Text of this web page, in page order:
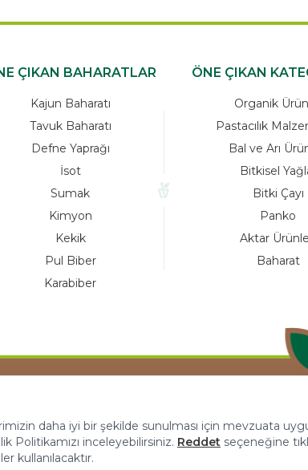
ÇIKAN BAHARATLAR
Kajun Baharatı
Tavuk Baharatı
Defne Yaprağı
İsot
Sumak
Kimyon
Kekik
Pul Biber
Karabiber
ÖNE ÇIKAN
Organik
Pastacılık
Bal ve Arı
Bitkisel
Bitki Çayı
Panko
Aktar
Baharat
ALL RIGHTS
daha iyi bir şekilde sunulması için mevzuata
Politikamızı inceleyebilirsiniz. Reddet seçeneğine
kullanılacaktır.